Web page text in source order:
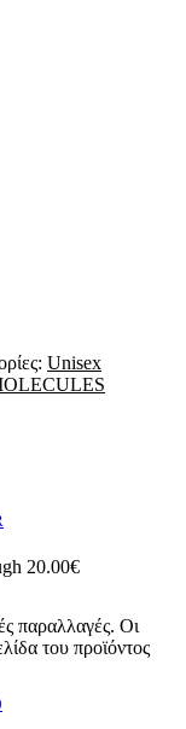
Unisex
20.00€
παραλλαγές. Οι
του προϊόντος